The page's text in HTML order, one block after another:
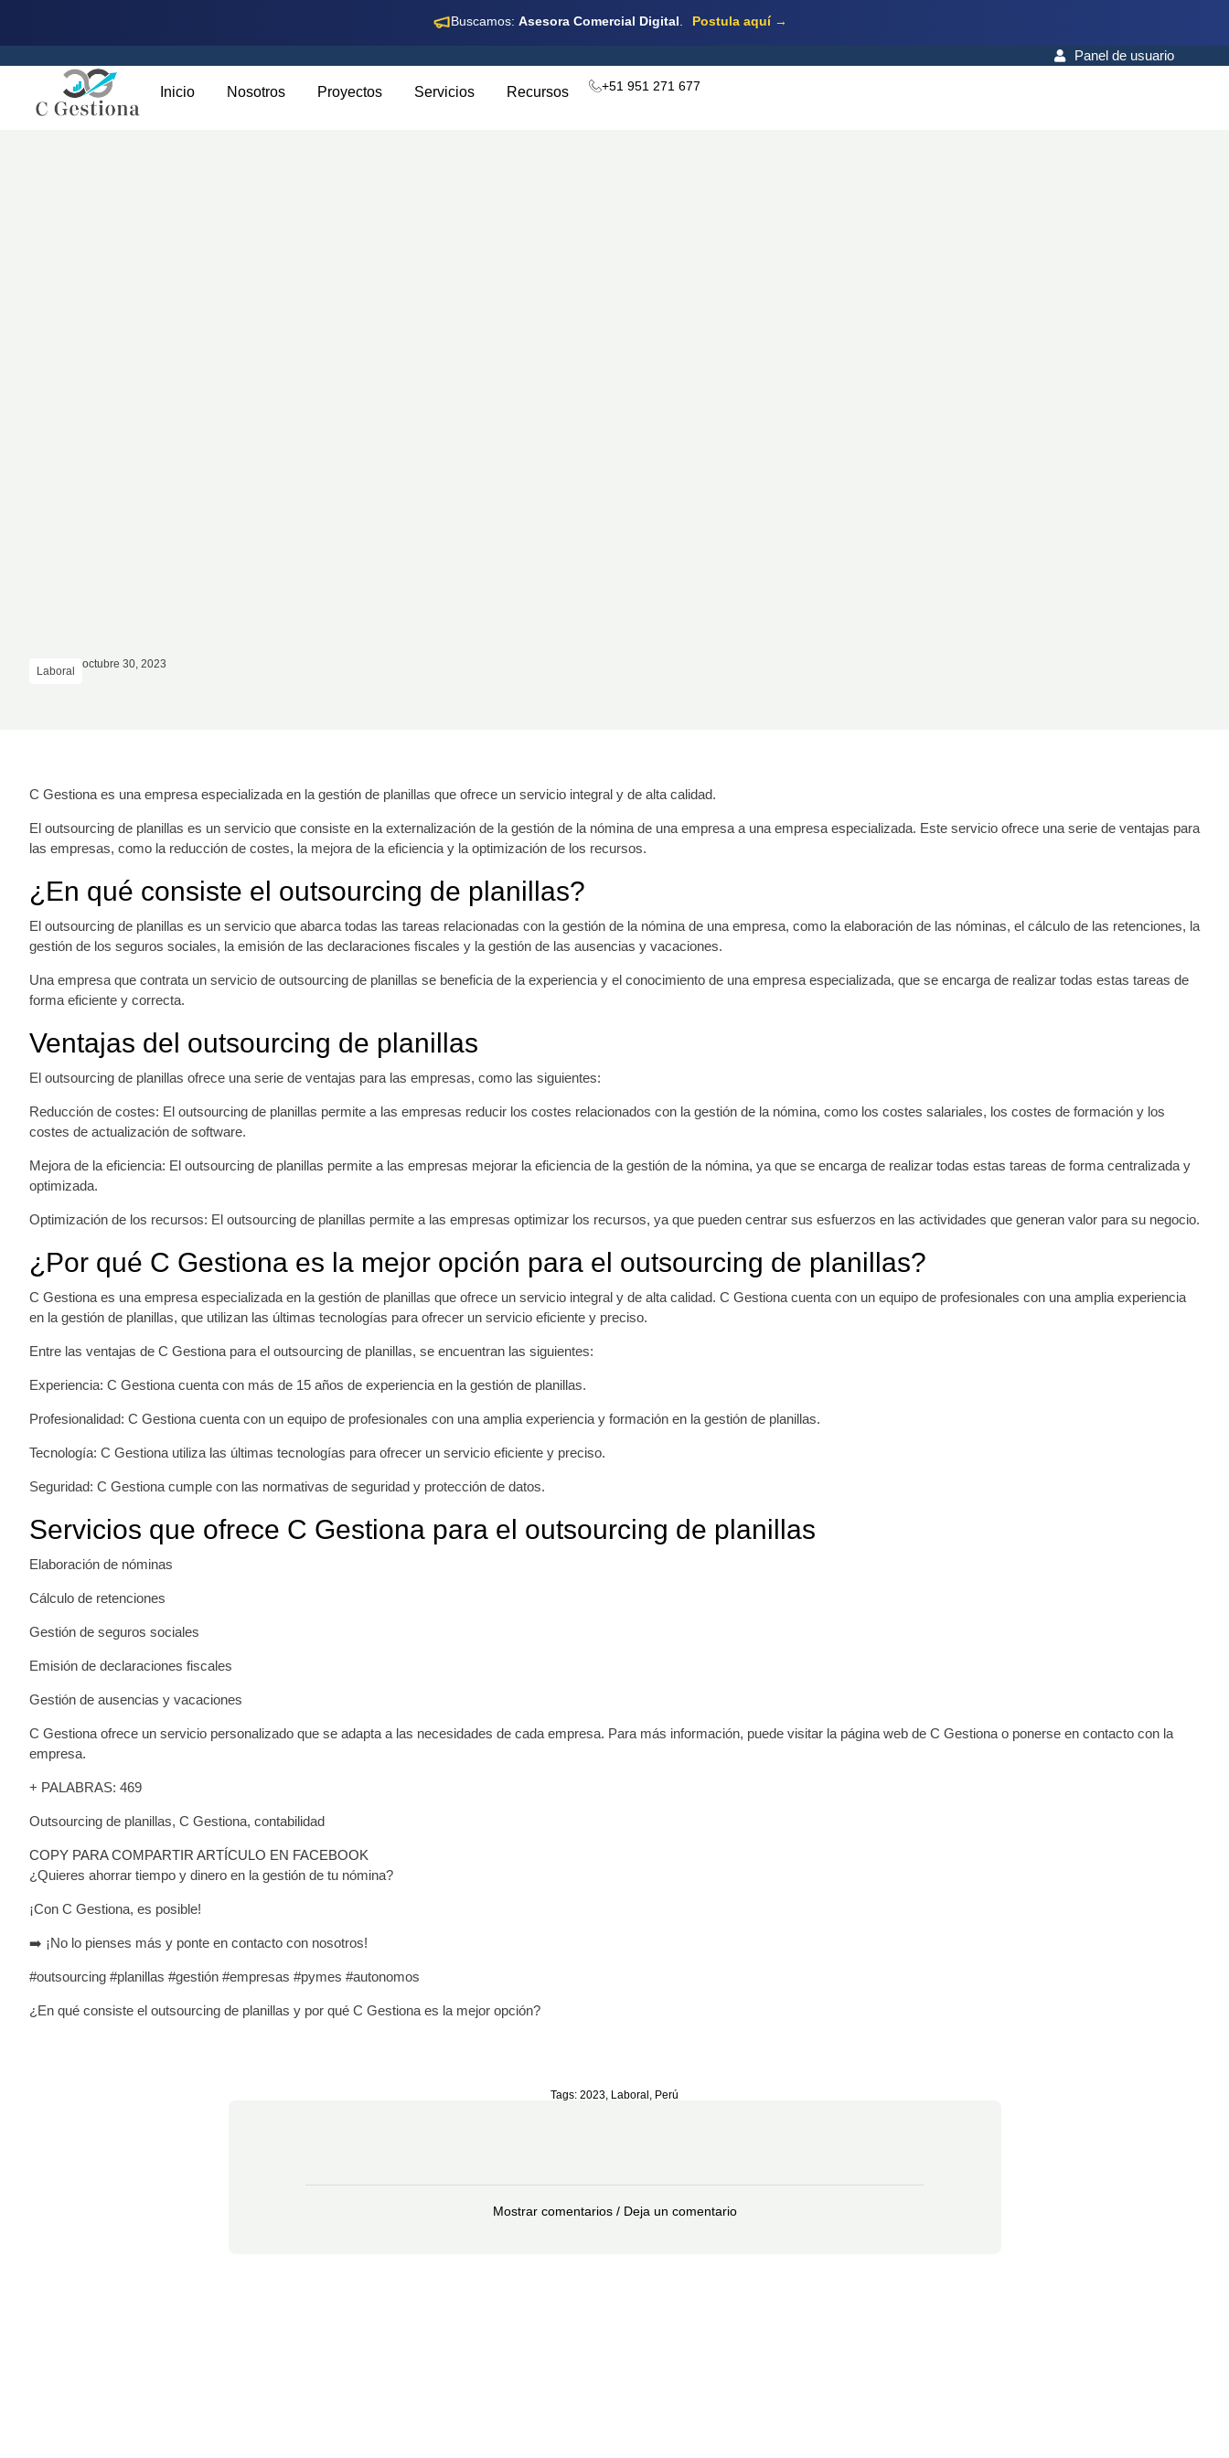
Buscamos: Asesora Comercial Digital Postula aquí →
Panel de usuario
Inicio Nosotros Proyectos Servicios Recursos +51 951 271 677
Laboral
octubre 30, 2023
C Gestiona es una empresa especializada en la gestión de planillas que ofrece un servicio integral y de alta calidad.
El outsourcing de planillas es un servicio que consiste en la externalización de la gestión de la nómina de una empresa a una empresa especializada. Este servicio ofrece una serie de ventajas para
las empresas, como la reducción de costes, la mejora de la eficiencia y la optimización de los recursos.
¿En qué consiste el outsourcing de planillas?
El outsourcing de planillas es un servicio que abarca todas las tareas relacionadas con la gestión de la nómina de una empresa, como la elaboración de las nóminas, el cálculo de las retenciones, la
gestión de los seguros sociales, la emisión de las declaraciones fiscales y la gestión de las ausencias y vacaciones.
Una empresa que contrata un servicio de outsourcing de planillas se beneficia de la experiencia y el conocimiento de una empresa especializada, que se encarga de realizar todas estas tareas de
forma eficiente y correcta.
Ventajas del outsourcing de planillas
El outsourcing de planillas ofrece una serie de ventajas para las empresas, como las siguientes:
Reducción de costes: El outsourcing de planillas permite a las empresas reducir los costes relacionados con la gestión de la nómina, como los costes salariales, los costes de formación y los
costes de actualización de software.
Mejora de la eficiencia: El outsourcing de planillas permite a las empresas mejorar la eficiencia de la gestión de la nómina, ya que se encarga de realizar todas estas tareas de forma centralizada y
optimizada.
Optimización de los recursos: El outsourcing de planillas permite a las empresas optimizar los recursos, ya que pueden centrar sus esfuerzos en las actividades que generan valor para su negocio.
¿Por qué C Gestiona es la mejor opción para el outsourcing de planillas?
C Gestiona es una empresa especializada en la gestión de planillas que ofrece un servicio integral y de alta calidad. C Gestiona cuenta con un equipo de profesionales con una amplia experiencia
en la gestión de planillas, que utilizan las últimas tecnologías para ofrecer un servicio eficiente y preciso.
Entre las ventajas de C Gestiona para el outsourcing de planillas, se encuentran las siguientes:
Experiencia: C Gestiona cuenta con más de 15 años de experiencia en la gestión de planillas.
Profesionalidad: C Gestiona cuenta con un equipo de profesionales con una amplia experiencia y formación en la gestión de planillas.
Tecnología: C Gestiona utiliza las últimas tecnologías para ofrecer un servicio eficiente y preciso.
Seguridad: C Gestiona cumple con las normativas de seguridad y protección de datos.
Servicios que ofrece C Gestiona para el outsourcing de planillas
Elaboración de nóminas
Cálculo de retenciones
Gestión de seguros sociales
Emisión de declaraciones fiscales
Gestión de ausencias y vacaciones
C Gestiona ofrece un servicio personalizado que se adapta a las necesidades de cada empresa. Para más información, puede visitar la página web de C Gestiona o ponerse en contacto con la
empresa.
+ PALABRAS: 469
Outsourcing de planillas, C Gestiona, contabilidad
COPY PARA COMPARTIR ARTÍCULO EN FACEBOOK
¿Quieres ahorrar tiempo y dinero en la gestión de tu nómina?
¡Con C Gestiona, es posible!
➡️ ¡No lo pienses más y ponte en contacto con nosotros!
#outsourcing #planillas #gestión #empresas #pymes #autonomos
¿En qué consiste el outsourcing de planillas y por qué C Gestiona es la mejor opción?
Tags: 2023, Laboral , Perú
Mostrar comentarios / Deja un comentario